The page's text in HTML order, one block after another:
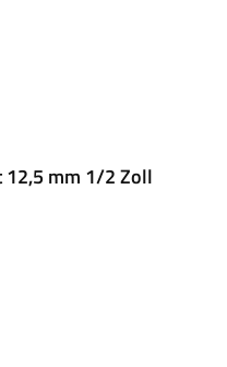
12,5 mm 1/2 Zoll